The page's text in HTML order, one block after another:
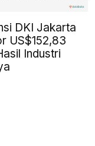
DKI Jakarta
US$152,83
Industri